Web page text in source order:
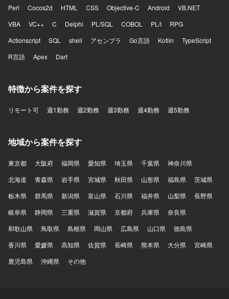
Perl
Cocos2d HTML CSS Objective-C Android
VB.NET
VBA
VC++ C Delphi PL/SQL COBOL PL/I
RPG
Actionscript
SQL shell アセンブラ Go言語 Kotlin
TypeScript
R言語
Apex Dart
特徴から案件を探す
リモート可 週1勤務 週2勤務 週3勤務 週4勤務 週5勤務
地域から案件を探す
東京都 大阪府 福岡県 愛知県 埼玉県 千葉県
神奈川県
北海道
青森県 岩手県 宮城県 秋田県 山形県 福島県
茨城県
栃木県
群馬県 新潟県 富山県 石川県 福井県 山梨県
長野県
岐阜県
静岡県 三重県 滋賀県 京都府 兵庫県
奈良県
和歌山県
鳥取県 島根県 岡山県 広島県 山口県
徳島県
香川県
愛媛県 高知県 佐賀県 長崎県 熊本県 大分県
宮崎県
鹿児島県
沖縄県 その他